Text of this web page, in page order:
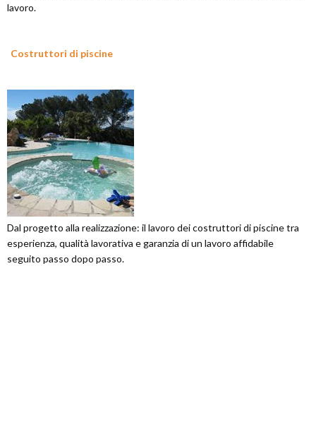
lavoro.
Costruttori di piscine
Dal progetto alla realizzazione: il lavoro dei costruttori di piscine tra
esperienza, qualità lavorativa e garanzia di un lavoro affidabile
seguito passo dopo passo.